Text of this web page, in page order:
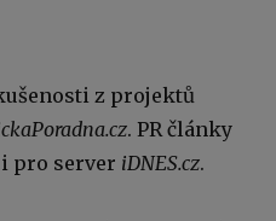
z projektů
. PR články
pro server iDNES.cz.